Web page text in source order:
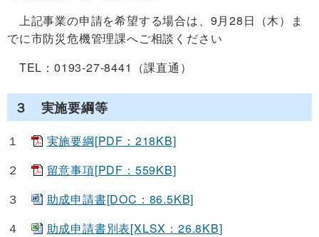
上記事業の申請を希望する場合は、9月28日（木）ま
でに市防災危機管理課へご相談ください
TEL：0193-27-8441（課直通）
３ 実施要綱等
１
実施要綱[PDF：218KB]
２
留意事項[PDF：559KB]
３
助成申請書[DOC：86.5KB]
４
助成申請書別表[XLSX：26.8KB]